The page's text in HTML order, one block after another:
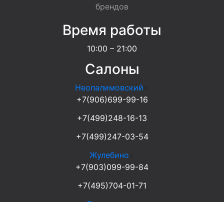
брендов
Время работы
10:00 – 21:00
Салоны
Неопалимовский
+7(906)699-99-16
+7(499)248-16-13
+7(499)247-03-54
Жулебино
+7(903)099-99-84
+7(495)704-01-71